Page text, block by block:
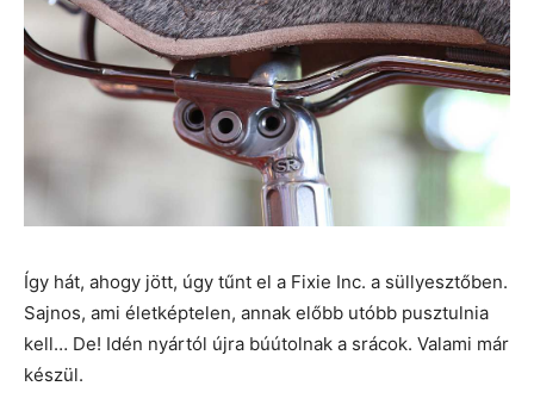
Így hát, ahogy jött, úgy tűnt el a Fixie Inc. a süllyesztőben.
Sajnos, ami életképtelen, annak előbb utóbb pusztulnia
kell… De! Idén nyártól újra búútolnak a srácok. Valami már
készül.